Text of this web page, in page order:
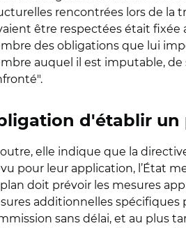
rencontrées lors de la
être respectées était fixée
des obligations que lui
auquel il est imputable,
d'établir un
elle indique que la
pour leur application, l’État
doit prévoir les mesures
additionnelles spécifiques
sans délai, et au plus